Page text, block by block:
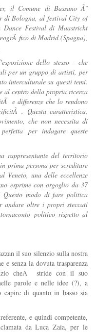
il Comune di Bassano Ã¨
di Bologna, al festival City of
Festival di Maastricht
fico di Madrid (Spagna),
dello stesso - che
per un gruppo di artisti, per
interculturale su questi temi.
al centro della propria ricerca
e differenze che lo rendono
. Questa caratteristica,
che non necessita di
per indagare queste
rappresentante del territorio
prima persona per screditare
Veneto, una delle eccellenze
esprime con orgoglio da 37
Questo modo di fare politica
andare oltre i propri steccati
politico rispetto al
il suo silenzio sulla nostra
e senza la dovuta trasparenza
cheÂ stride con il suo
parole e nelle idee (?), a
capire di quanto in basso sia
e quindi competente,
da Luca Zaia, per le